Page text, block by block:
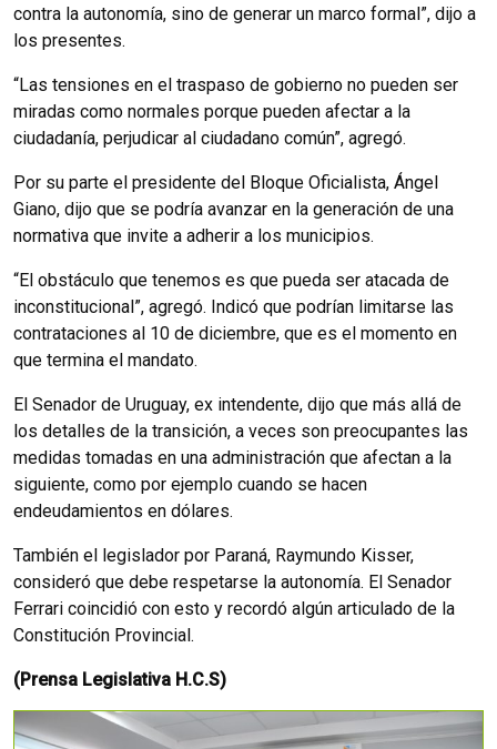
contra la autonomía, sino de generar un marco formal”, dijo a
los presentes.
“Las tensiones en el traspaso de gobierno no pueden ser
miradas como normales porque pueden afectar a la
ciudadanía, perjudicar al ciudadano común”, agregó.
Por su parte el presidente del Bloque Oficialista, Ángel
Giano, dijo que se podría avanzar en la generación de una
normativa que invite a adherir a los municipios.
“El obstáculo que tenemos es que pueda ser atacada de
inconstitucional”, agregó. Indicó que podrían limitarse las
contrataciones al 10 de diciembre, que es el momento en
que termina el mandato.
El Senador de Uruguay, ex intendente, dijo que más allá de
los detalles de la transición, a veces son preocupantes las
medidas tomadas en una administración que afectan a la
siguiente, como por ejemplo cuando se hacen
endeudamientos en dólares.
También el legislador por Paraná, Raymundo Kisser,
consideró que debe respetarse la autonomía. El Senador
Ferrari coincidió con esto y recordó algún articulado de la
Constitución Provincial.
(Prensa Legislativa H.C.S)